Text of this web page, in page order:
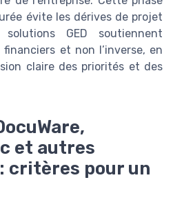
évite les dérives de projet
GED soutiennent
et non l’inverse, en
claire des priorités et des
et autres
critères pour un